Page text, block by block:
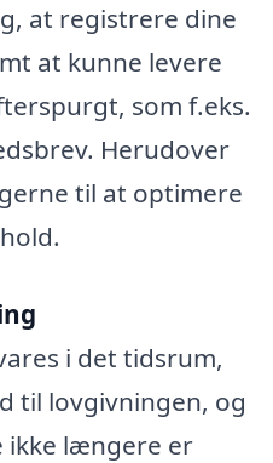
at registrere dine
at kunne levere
som f.eks.
Herudover
til at optimere
i det tidsrum,
til lovgivningen, og
ikke længere er